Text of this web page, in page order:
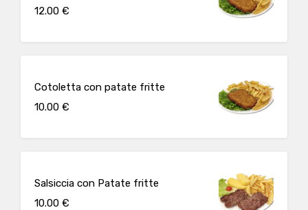
12.00 €
Cotoletta con patate fritte
10.00 €
Salsiccia con Patate fritte
10.00 €